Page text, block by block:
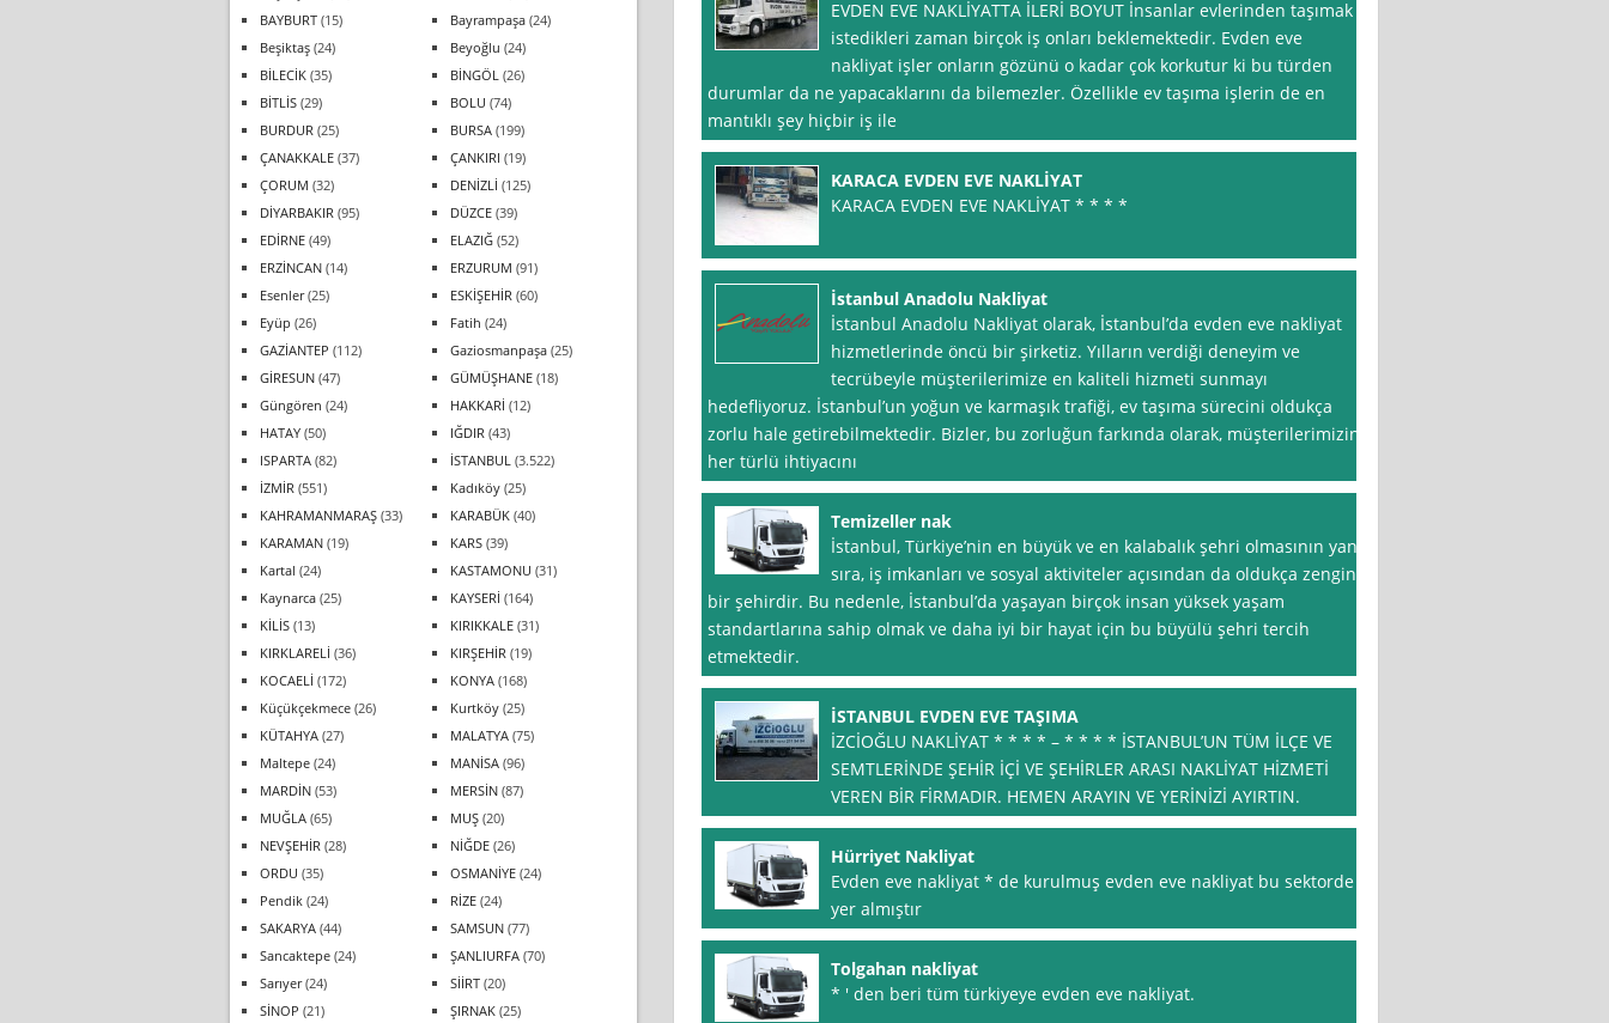
EVDEN EVE NAKLİYATTA İLERİ BOYUT İnsanlar evlerinden taşımak
istedikleri zaman birçok iş onları beklemektedir. Evden eve
nakliyat işler onların gözünü o kadar çok korkutur ki bu türden
durumlar da ne yapacaklarını da bilemezler. Özellikle ev taşıma işlerin de en
mantıklı şey hiçbir iş ile
KARACA EVDEN EVE NAKLİYAT
KARACA EVDEN EVE NAKLİYAT * * * *
İstanbul Anadolu Nakliyat
İstanbul Anadolu Nakliyat olarak, İstanbul’da evden eve nakliyat
hizmetlerinde öncü bir şirketiz. Yılların verdiği deneyim ve
tecrübeyle müşterilerimize en kaliteli hizmeti sunmayı
hedefliyoruz. İstanbul’un yoğun ve karmaşık trafiği, ev taşıma sürecini oldukça
zorlu hale getirebilmektedir. Bizler, bu zorluğun farkında olarak, müşterilerimizin
her türlü ihtiyacını
Temizeller nak
İstanbul, Türkiye’nin en büyük ve en kalabalık şehri olmasının yanı
sıra, iş imkanları ve sosyal aktiviteler açısından da oldukça zengin
bir şehirdir. Bu nedenle, İstanbul’da yaşayan birçok insan yüksek yaşam
standartlarına sahip olmak ve daha iyi bir hayat için bu büyülü şehri tercih
etmektedir.
İSTANBUL EVDEN EVE TAŞIMA
İZCİOĞLU NAKLİYAT * * * * – * * * * İSTANBUL’UN TÜM İLÇE VE
SEMTLERİNDE ŞEHİR İÇİ VE ŞEHİRLER ARASI NAKLİYAT HİZMETİ
VEREN BİR FİRMADIR. HEMEN ARAYIN VE YERİNİZİ AYIRTIN.
Hürriyet Nakliyat
Evden eve nakliyat * de kurulmuş evden eve nakliyat bu sektorde
yer almıştır
Tolgahan nakliyat
* ′ den beri tüm türkiyeye evden eve nakliyat.
BAYBURT (15) Bayrampaşa (24)
Beşiktaş (24) Beyoğlu (24)
BİLECİK (35) BİNGÖL (26)
BİTLİS (29) BOLU (74)
BURDUR (25) BURSA (199)
ÇANAKKALE (37) ÇANKIRI (19)
ÇORUM (32) DENİZLİ (125)
DİYARBAKIR (95) DÜZCE (39)
EDİRNE (49) ELAZIĞ (52)
ERZİNCAN (14) ERZURUM (91)
Esenler(25) ESKİŞEHİR (60)
Eyüp (26) Fatih (24)
GAZİANTEP (112) Gaziosmanpaşa (25)
GİRESUN (47) GÜMÜŞHANE (18)
Güngören (24) HAKKARİ (12)
HATAY (50) IĞDIR (43)
ISPARTA (82) İSTANBUL (3.522)
İZMİR (551) Kadıköy (25)
KAHRAMANMARAŞ (33) KARABÜK (40)
KARAMAN (19) KARS (39)
Kartal (24) KASTAMONU (31)
Kaynarca (25) KAYSERİ (164)
KİLİS (13) KIRIKKALE (31)
KIRKLARELİ (36) KIRŞEHİR (19)
KOCAELİ (172) KONYA (168)
Küçükçekmece (26) Kurtköy (25)
KÜTAHYA (27) MALATYA (75)
Maltepe (24) MANİSA (96)
MARDİN (53) MERSİN (87)
MUĞLA (65) MUŞ (20)
NEVŞEHİR (28) NİĞDE (26)
ORDU (35) OSMANİYE (24)
Pendik (24) RİZE (24)
SAKARYA (44) SAMSUN (77)
Sancaktepe (24) ŞANLIURFA (70)
Sarıyer(24) SİİRT (20)
SİNOP (21) ŞIRNAK (25)